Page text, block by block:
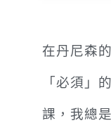
在丹尼森
「必須」
課，我總